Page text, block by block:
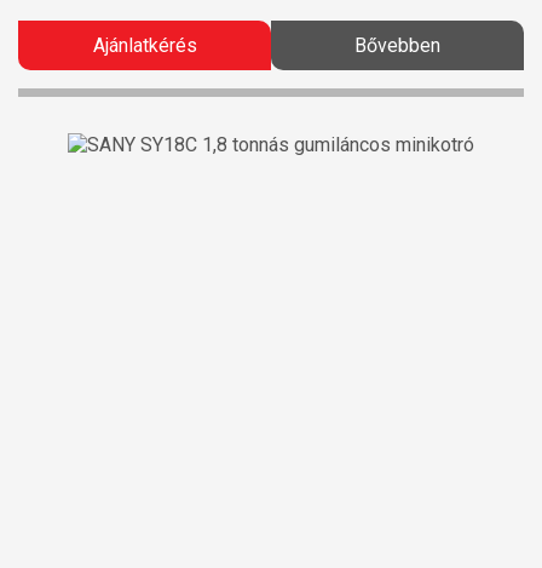
Ajánlatkérés Bővebben